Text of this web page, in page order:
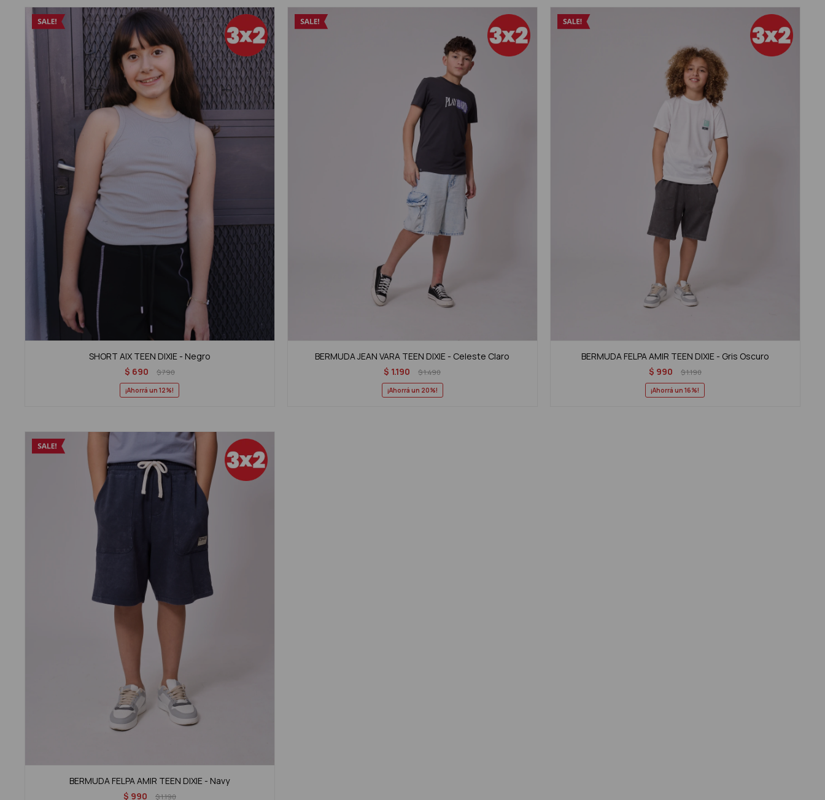
SHORT AIX TEEN DIXIE - Negro
$ 690 $790
12
BERMUDA JEAN VARA TEEN DIXIE - Celeste Claro
$ 1.190 $1.490
20
BERMUDA FELPA AMIR TEEN DIXIE - Gris Oscuro
$ 990 $1.190
16
BERMUDA FELPA AMIR TEEN DIXIE - Navy
$ 990 $1.190